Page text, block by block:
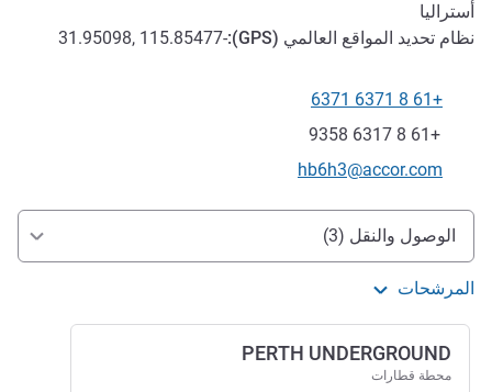
أستراليا
نظام تحديد المواقع العالمي (GPS
):
-31.95098, 115.85477
الهاتف
+61 8 6371 6371
فاكس
+61 8 6317 9358
تواصل معنا عبر البريد الإلكتروني
hb6h3@accor.com
الوصول والتنقل
الوصول والنقل (3)
المرشحات
PERTH UNDERGROUND
محطة قطارات